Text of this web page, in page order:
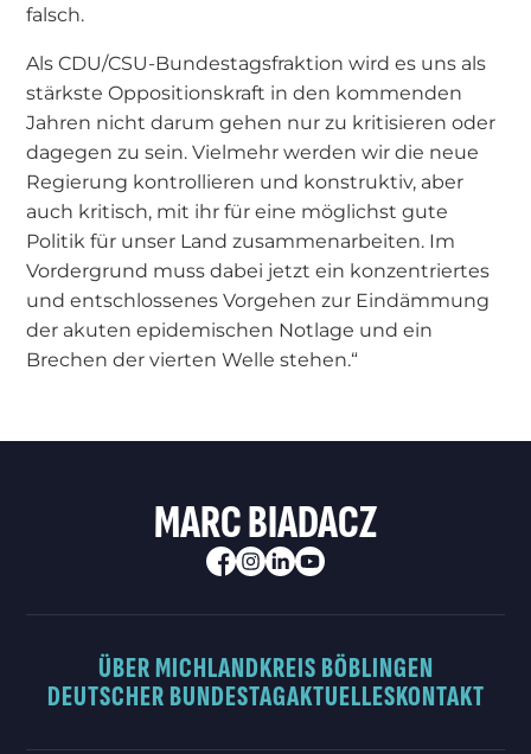
falsch.
Als CDU/CSU-Bundestagsfraktion wird es uns als
stärkste Oppositionskraft in den kommenden
Jahren nicht darum gehen nur zu kritisieren oder
dagegen zu sein. Vielmehr werden wir die neue
Regierung kontrollieren und konstruktiv, aber
auch kritisch, mit ihr für eine möglichst gute
Politik für unser Land zusammenarbeiten. Im
Vordergrund muss dabei jetzt ein konzentriertes
und entschlossenes Vorgehen zur Eindämmung
der akuten epidemischen Notlage und ein
Brechen der vierten Welle stehen.“
MARC BIADACZ
ÜBER MICHLANDKREIS BÖBLINGEN
DEUTSCHER BUNDESTAGAKTUELLESKONTAKT